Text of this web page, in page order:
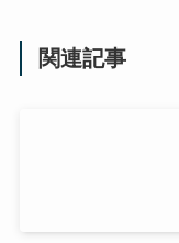
関連記事